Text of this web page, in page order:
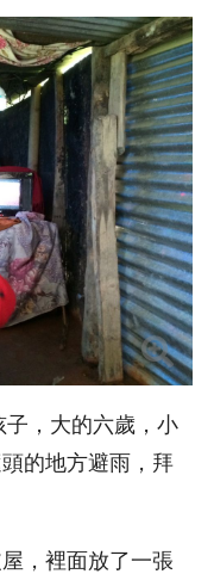
子，大的六歲，小
的地方避雨，拜
，裡面放了一張